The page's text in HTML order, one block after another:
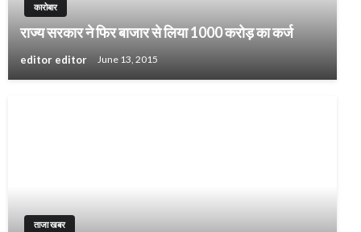
कारोबार
राज्‍य सरकार ने फिर बाजार से लिया 1000 करोड़ का कर्ज
editor editor June 13, 2015
ताजा खबर